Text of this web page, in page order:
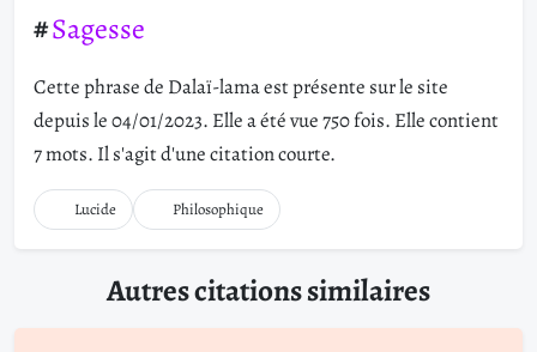
Sagesse
Cette phrase de Dalaï-lama est présente sur le site
depuis le 04/01/2023. Elle a été vue 750 fois. Elle contient
7 mots. Il s'agit d'une citation courte.
Lucide Philosophique
Autres citations similaires